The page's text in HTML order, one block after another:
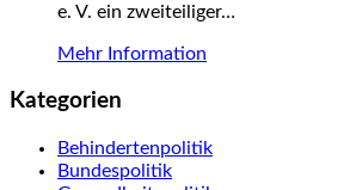
e. V. ein zweiteiliger…
Mehr Information
Kategorien
Behindertenpolitik
Bundespolitik